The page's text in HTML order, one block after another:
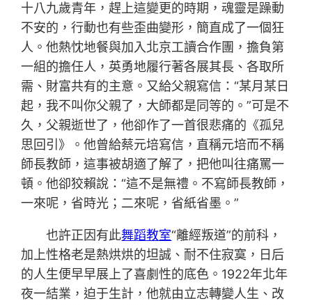
十八九歲青年，趕上這變更的時期，魂靈是躁動
不安的，行動也有些歪曲變形，簡直成了一個狂
人。他熱忱地餐與加入北京工讀合作團，擔負第
一組的擔任人，英勇地履行著各展其長、各取所
需、財富共有的主意。又給父親寫信：“某月某日
起，我不叫你父親了，大師都是同等的。”可是不
久，父親逝世了，他卻作了一首很悲痛的《孤兒
思回引》。他曾給蔡元培寫信，直稱元培而不稱
師長教師，這事被胡適了解了，把他叫往痛罵一
頓。他卻狡賴說：“這不是無禮。不寫師長教師，
一來呢，省時光；二來呢，省紙省墨。”
也許正因有此舞蹈教室“離經叛道”的前科，
加上性格老是熱烘烘的坦誠、耐不住寂寞，日后
的人生便早早展上了喜劇性的底色。1922年北年
夜一結業，迫于生計，他就由立志轉變人生、改